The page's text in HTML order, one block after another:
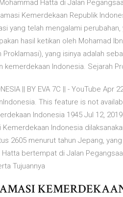
Hatta di Jalan
Kemerdekaan Republik
yang telah mengalami
hasil ketikan oleh Mohamad
yang isinya adalah
kemerdekaan Indonesia. Sejarah
|| BY EVA 7C || - YouTube Apr
This feature is not
Indonesia 1945 Jul 12,
Kemerdekaan Indonesia
2605 menurut tahun Jepang,
bertempat di Jalan
Tujuannya